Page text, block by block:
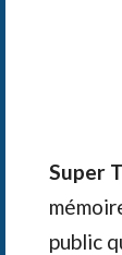
Super
public